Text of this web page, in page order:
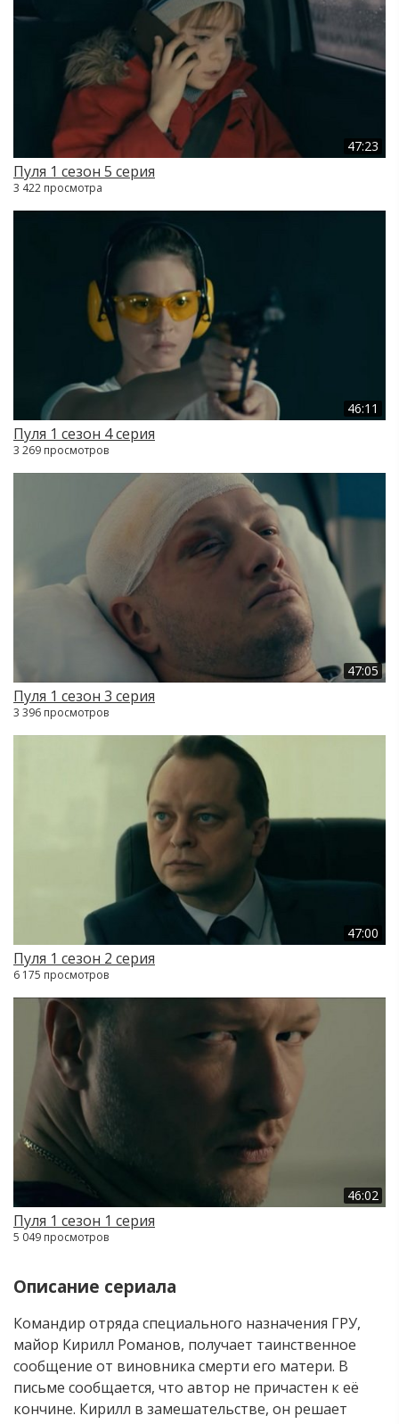
47:23
Пуля 1 сезон 5 серия
3 422 просмотра
46:11
Пуля 1 сезон 4 серия
3 269 просмотров
47:05
Пуля 1 сезон 3 серия
3 396 просмотров
47:00
Пуля 1 сезон 2 серия
6 175 просмотров
46:02
Пуля 1 сезон 1 серия
5 049 просмотров
Описание сериала
Командир отряда специального назначения ГРУ,
майор Кирилл Романов, получает таинственное
сообщение от виновника смерти его матери. В
письме сообщается, что автор не причастен к её
кончине. Кирилл в замешательстве, он решает